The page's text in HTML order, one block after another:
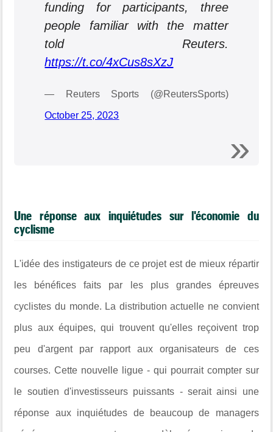
funding for participants, three
people familiar with the matter
told Reuters.
https://t.co/4xCus8sXzJ
— Reuters Sports (@ReutersSports)
October 25, 2023
Une réponse aux inquiétudes sur l'économie du
cyclisme
L'idée des instigateurs de ce projet est de mieux répartir
les bénéfices faits par les plus grandes épreuves
cyclistes du monde. La distribution actuelle ne convient
plus aux équipes, qui trouvent qu'elles reçoivent trop
peu d'argent par rapport aux organisateurs de ces
courses. Cette nouvelle ligue - qui pourrait compter sur
le soutien d'investisseurs puissants - serait ainsi une
réponse aux inquiétudes de beaucoup de managers